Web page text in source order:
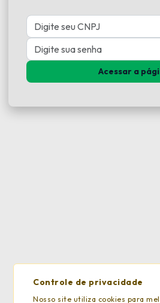
Acessar a
Controle de privacidade
Nosso site utiliza cookies para